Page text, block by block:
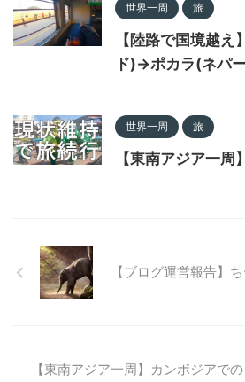
世界一周 旅
【陸路で国境越
ド)→ポカラ(ネパ
世界一周 旅
【東南アジア一周
【ブログ運営報告】
【東南アジア一周】カンボジアで